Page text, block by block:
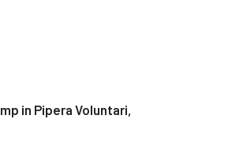
in Pipera Voluntari,